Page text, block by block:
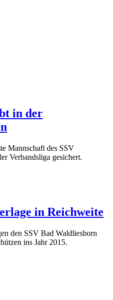
in der
Mannschaft des SSV
Verbandsliga gesichert.
in Reichweite
den SSV Bad Waldliesborn
ins Jahr 2015.